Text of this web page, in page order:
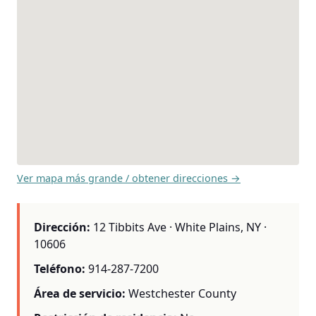
Ver mapa más grande / obtener direcciones →
Dirección: 12 Tibbits Ave · White Plains, NY ·
10606
Teléfono: 914-287-7200
Área de servicio: Westchester County